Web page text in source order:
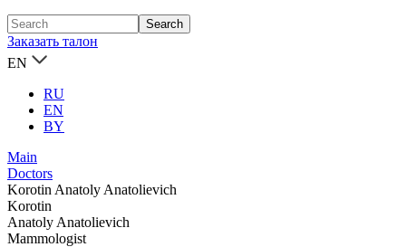
Заказать талон
EN
RU
EN
BY
Main
Doctors
Korotin Anatoly Anatolievich
Korotin
Anatoly Anatolievich
Mammologist